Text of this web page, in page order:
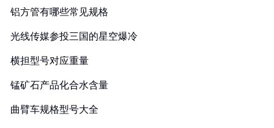
铝方管有哪些常见规格
光线传媒参投三国的星空爆冷
横担型号对应重量
锰矿石产品化合水含量
曲臂车规格型号大全